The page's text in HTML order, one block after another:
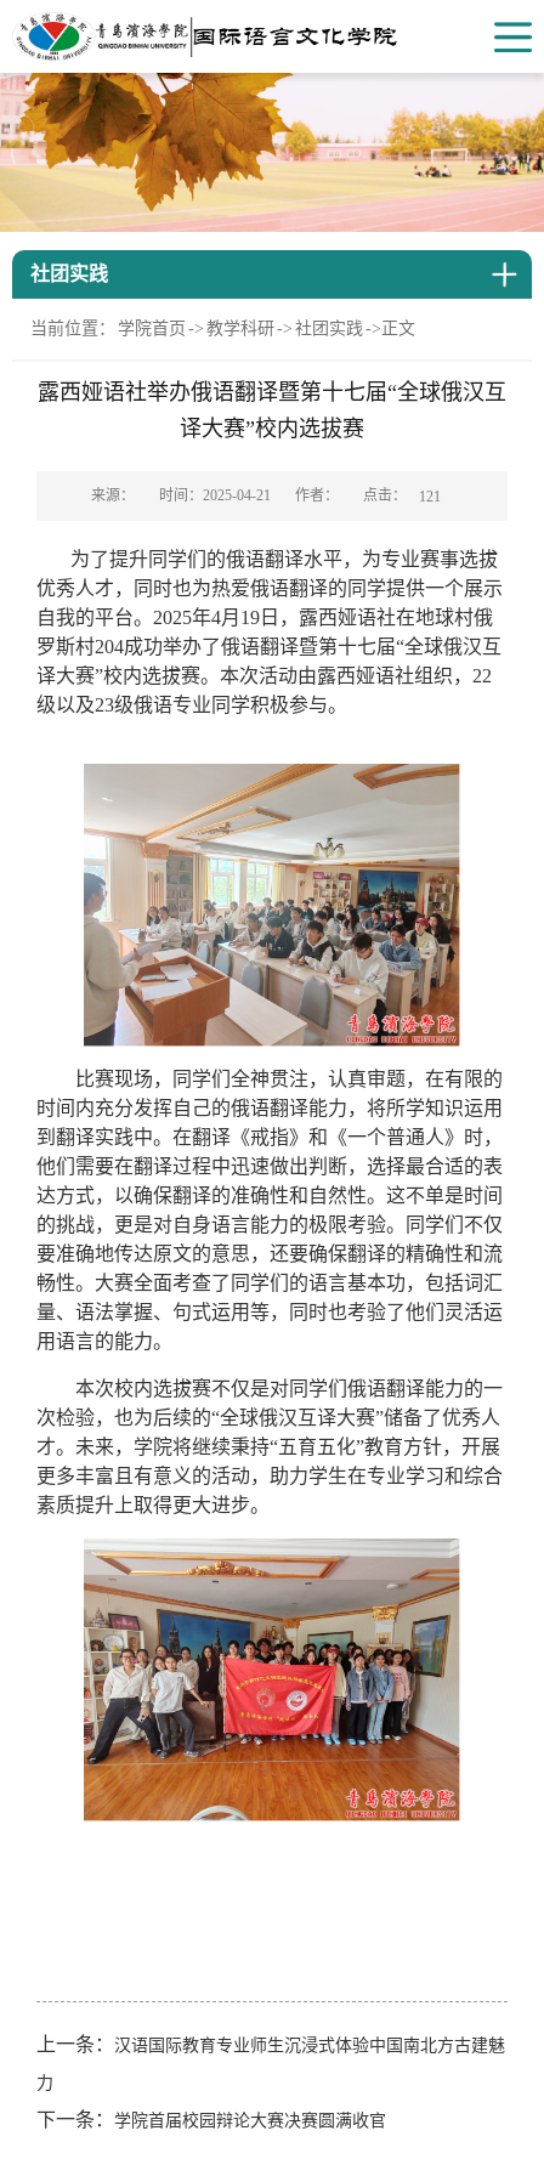
社团实践
当前位置： 学院首页 -> 教学科研-> 社团实践 ->正文
露西娅语社举办俄语翻译暨第十七届“全球俄汉互
译大赛”校内选拔赛
来源： 时间：2025-04-21 作者： 点击： 121
为了提升同学们的俄语翻译水平，为专业赛事选拔
优秀人才，同时也为热爱俄语翻译的同学提供一个展示
自我的平台。 2025年4月19日 ， 露西娅语社在地球村俄
罗斯村204成功举办了俄语翻译暨第十七届“全球俄汉互
译大赛”校内选拔赛。本次活动由露西娅语社组织， 22
级以及23级俄语专业同学积极参与。
比赛现场，同学们全神贯注， 认真审题， 在有限的
时间内充分发挥自己的俄语翻译能力， 将所学知识运用
到翻译实践中。在翻译《戒指》和《一个普通人》时，
他们需要在翻译过程中迅速做出判断，选择最合适的表
达方式，以确保翻译的准确性和自然性。这不单是时间
的挑战，更是对自身语言能力的极限考验。
同学们 不仅
要准确地传达原文的意思，还要确保翻译的精确性和流
畅性。大赛全面考查了同学们的语言基本功，包括词汇
量、语法掌握、句式运用等，同时也考验了他们灵活运
用语言的能力。
本次校内选拔赛不仅是对同学们俄语翻译能力的一
次检验，也为后续的“全球俄汉互译大赛”储备了优秀人
才。未来， 学院将继续秉持“五育五化”教育方针， 开展
更多丰富且有意义的活动， 助力学生在专业学习和综合
素质提升上取得更大进步。
上一条： 汉语国际教育专业师生沉浸式体验中国南北方古建魅
力
下一条： 学院首届校园辩论大赛决赛圆满收官